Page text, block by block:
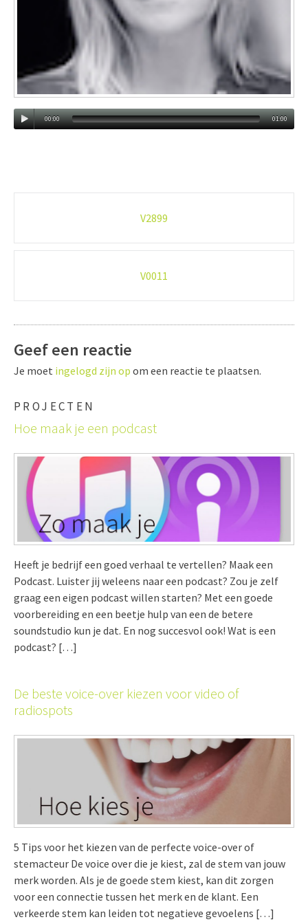
00:00 01:00
V2899
V0011
Geef een reactie
Je moet ingelogd zijn op om een reactie te plaatsen.
PROJECTEN
Hoe maak je een podcast
Heeft je bedrijf een goed verhaal te vertellen? Maak een
Podcast. Luister jij weleens naar een podcast? Zou je zelf
graag een eigen podcast willen starten? Met een goede
voorbereiding en een beetje hulp van een de betere
soundstudio kun je dat. En nog succesvol ook! Wat is een
podcast? […]
De beste voice-over kiezen voor video of
radiospots
5 Tips voor het kiezen van de perfecte voice-over of
stemacteur De voice over die je kiest, zal de stem van jouw
merk worden. Als je de goede stem kiest, kan dit zorgen
voor een connectie tussen het merk en de klant. Een
verkeerde stem kan leiden tot negatieve gevoelens […]